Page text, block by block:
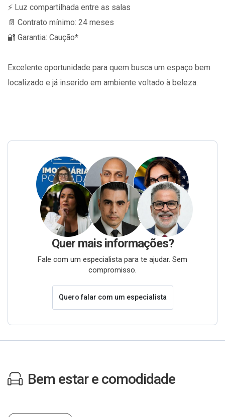
⚡ Luz compartilhada entre as salas
📄 Contrato mínimo: 24 meses
🔐 Garantia: Caução*
Excelente oportunidade para quem busca um espaço bem
localizado e já inserido em ambiente voltado à beleza.
Quer mais informações?
Fale com um especialista para te ajudar. Sem
compromisso.
Quero falar com um especialista
Bem estar e comodidade